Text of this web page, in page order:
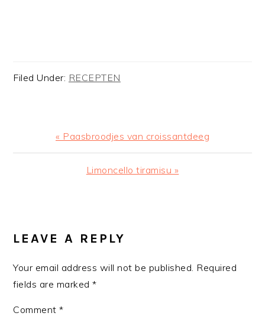
Filed Under: RECEPTEN
Previous
Post:
« Paasbroodjes van croissantdeeg
Next
Limoncello tiramisu »
INTERACTIONS
LEAVE A REPLY
Your email address will not be published. Required
fields are marked*
Comment*